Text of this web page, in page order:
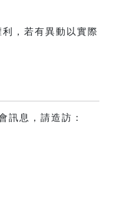
，若有異動以實際
訊息，請造訪：